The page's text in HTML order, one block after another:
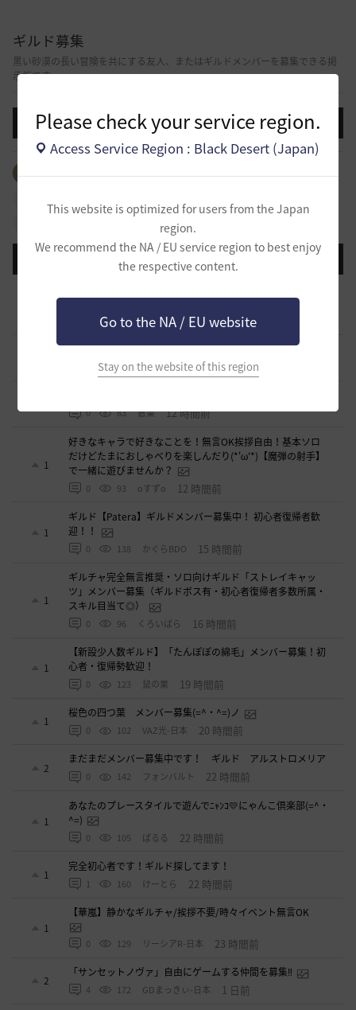
Please check your service region.
Access Service Region : Black Desert (Japan)
This website is optimized for users from the Japan
region.
We recommend the NA / EU service region to best enjoy
the respective content.
Go to the NA / EU website
Stay on the website of this region
ギルド募集
黒い砂漠の長い冒険を共にする友人、またはギルドメンバーを募集できる掲
示板です。
投稿する
全体のタグを見る #生活 #ギルド
#パーティ
検索順 コメント順 話題順
楽に冒険メンバー募集中♫
17 Iroly-日本 1 時間前
スキル共有・基本無言ギルド【無為無想】メンバー募集
63 とりぐな 6 時間前
0 83 倉葉 12 時間前
1
好きなキャラで好きなことを！無言OK挨拶自由！基本ソロ
だけどたまにおしゃべりを楽しんだり(*'ω'*)【魔弾の射手】
で一緒に遊びませんか？
0 93 oすずo 12 時間前
1
ギルド【Patera】ギルドメンバー募集中！ 初心者復帰者歓
迎！！
0 138 かぐらBDO 15 時間前
1
ギルチャ完全無言推奨・ソロ向けギルド「ストレイキャッ
ツ」メンバー募集（ギルドボス有・初心者復帰者多数所属・
スキル目当て◎）
0 96 くろいばら 16 時間前
1
【新設少人数ギルド】「たんぽぽの綿毛」メンバー募集！初
心者・復帰勢歓迎！
0 123 鼠の巣 19 時間前
1
桜色の四つ葉 メンバー募集(=^・^=)ノ
0 102 VAZ光-日本 20 時間前
2
まだまだメンバー募集中です！ ギルド アルストロメリア
0 142 フォンバルト 22 時間前
1
あなたのプレースタイルで遊んでﾆｬﾝｺ💛にゃんこ倶楽部(=^・
^=)
0 105 ぱるる 22 時間前
1
完全初心者です！ギルド探してます！
1 160 けーとら 22 時間前
1
【華嵐】静かなギルチャ/挨拶不要/時々イベント無言OK
0 129 リーシアR-日本 23 時間前
2
「サンセットノヴァ」自由にゲームする仲間を募集‼️
4 172 GDまっきぃ-日本 1 日前